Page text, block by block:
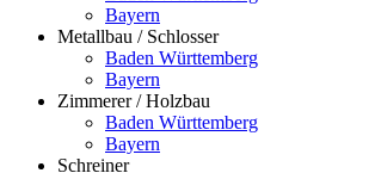
Bayern
Metallbau / Schlosser
Baden Württemberg
Bayern
Zimmerer / Holzbau
Baden Württemberg
Bayern
Schreiner